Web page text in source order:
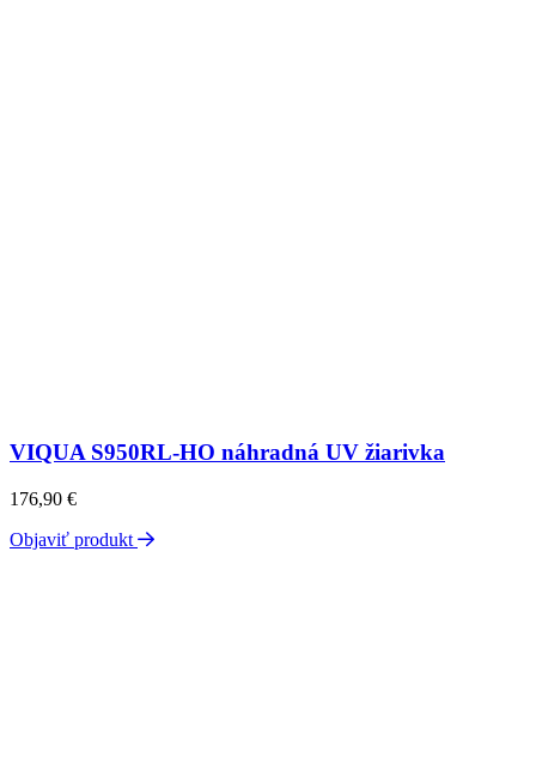
VIQUA S950RL-HO náhradná UV žiarivka
176,90 €
Objaviť produkt